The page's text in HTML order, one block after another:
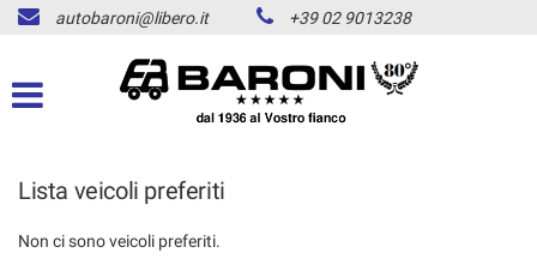
LISTA VEICOLI
ACQUISTIAMO USATO
CONTATTI
autobaroni@libero.it +39 02 9013238
Lista veicoli preferiti
Non ci sono veicoli preferiti.